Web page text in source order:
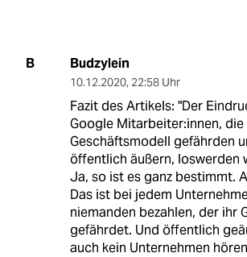
B Budzylein
10.12.2020, 22:58 Uhr
Fazit des Artikels: "Der
Google Mit­ar­bei­ter:in­nen, die
Geschäftsmodell gefährden
öffentlich äußern, loswerden
Ja, so ist es ganz bestimmt.
Das ist bei jedem
niemanden bezahlen, der ihr
gefährdet. Und öffentlich
auch kein Unternehmen